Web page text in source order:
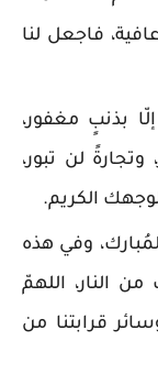
فاجعل لنا
بذنبٍ مغفور،
لن تبور،
الكريم.
وفي هذه
من النار، اللهمّ
قرابتنا من